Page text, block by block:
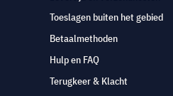
Toeslagen buiten het gebied
Betaalmethoden
Hulp en FAQ
Terugkeer & Klacht